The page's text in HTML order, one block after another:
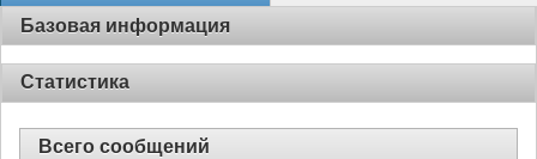
Базовая информация
Статистика
Всего сообщений